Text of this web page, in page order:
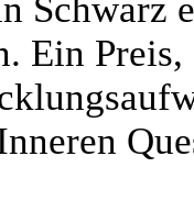
Schwarz
Ein